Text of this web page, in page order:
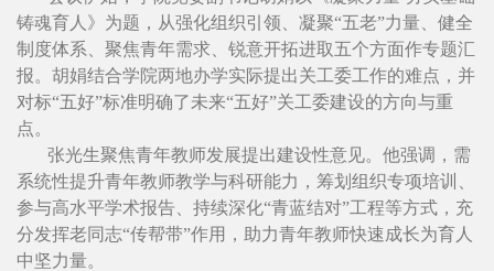
铸魂育人》为题，从强化组织引领、凝聚“五老”力量、健全
制度体系、聚焦青年需求、锐意开拓进取五个方面作专题汇
报。胡娟结合学院两地办学实际提出关工委工作的难点，并
对标“五好”标准明确了未来“五好”关工委建设的方向与重
点。
张光生聚焦青年教师发展提出建设性意见。他强调，需
系统性提升青年教师教学与科研能力，筹划组织专项培训、
参与高水平学术报告、持续深化“青蓝结对”工程等方式，充
分发挥老同志“传帮带”作用，助力青年教师快速成长为育人
中坚力量。